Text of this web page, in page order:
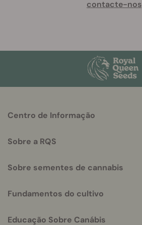
contacte-nos
helpful
Centro de Informação
Sobre a RQS
Sobre sementes de cannabis
Fundamentos do cultivo
Educação Sobre Canábis